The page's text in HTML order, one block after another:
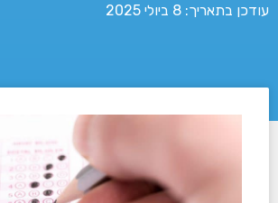
עודכן בתאריך: 8 ביולי 2025